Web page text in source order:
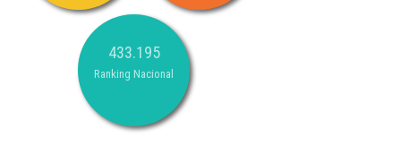
433.195
Ranking Nacional